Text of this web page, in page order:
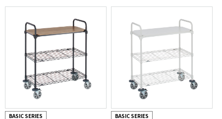
BASIC SERIES
BASIC SERIES